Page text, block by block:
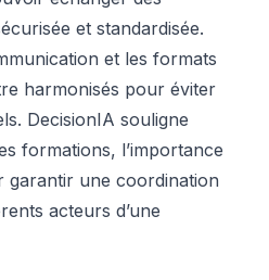
et standardisée.
et les formats
harmonisés pour éviter
DecisionIA souligne
formations, l’importance
garantir une coordination
acteurs d’une